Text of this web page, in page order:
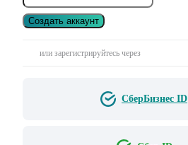
Создать аккаунт
или зарегистрируйтесь через
СберБизнес ID